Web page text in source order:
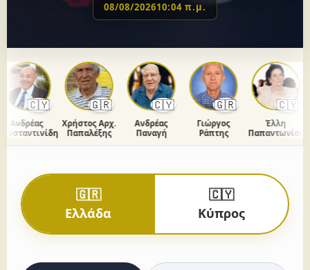
08/08/202610:04 π.μ.
🇨🇾
Ανδρέας
🇬🇷
Χρήστος Αρχ.
Παπαλέξης
🇨🇾
Ανδρέας
Παναγή
🇬🇷
Γιώργος
Ράπτης
🇨🇾
Έλλη
Παπαντωνίου
🇬🇷
Ελλάδα
🇨🇾
Κύπρος